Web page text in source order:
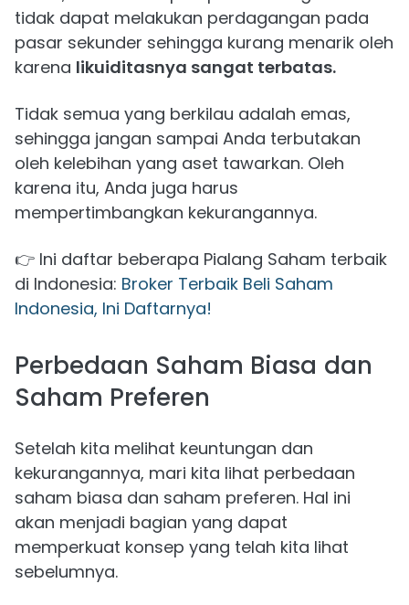
tidak dapat melakukan perdagangan pada
pasar sekunder sehingga kurang menarik oleh
karena likuiditasnya sangat terbatas.
Tidak semua yang berkilau adalah emas,
sehingga jangan sampai Anda terbutakan
oleh kelebihan yang aset tawarkan. Oleh
karena itu, Anda juga harus
mempertimbangkan kekurangannya.
👉 Ini daftar beberapa Pialang Saham terbaik
di Indonesia: Broker Terbaik Beli Saham
Indonesia, Ini Daftarnya!
Perbedaan Saham Biasa dan
Saham Preferen
Setelah kita melihat keuntungan dan
kekurangannya, mari kita lihat perbedaan
saham biasa dan saham preferen. Hal ini
akan menjadi bagian yang dapat
memperkuat konsep yang telah kita lihat
sebelumnya.